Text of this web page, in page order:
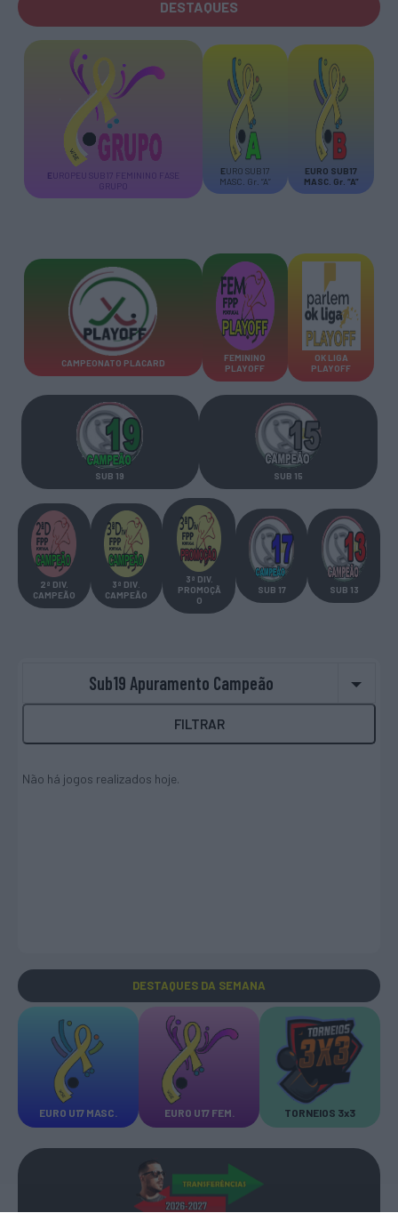
DESTAQUES
E UROPEU SUB17 FEMININO FASE
GRUPO
EURO SUB17
MASC. Gr. “A”
EURO SUB17
MASC. Gr. “A”
CAMPEONATO PLACARD
FEMININO
PLAYOFF
OK LIGA
PLAYOFF
SUB 19 SUB 15
2ª DIV.
CAMPEÃO
3ª DIV.
CAMPEÃO
3ª DIV.
PROMOÇÃ
O
SUB 17 SUB 13
Sub19 Apuramento Campeão
FILTRAR
Não há jogos realizados hoje.
DESTAQUES DA SEMANA
EURO U17 MASC. EURO U17 FEM. TORNEIOS 3x3